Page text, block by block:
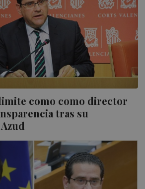
como como director
tras su